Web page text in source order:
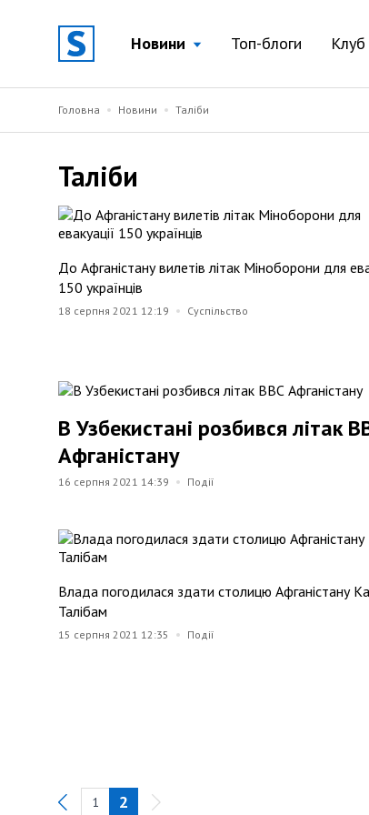
Новини Топ-блоги Клуб
Головна Новини Таліби
Таліби
До Афганістану вилетів літак Міноборони для
150 українців
18 серпня 2021 12:19 Суспільство
В Узбекистані розбився літак
Афганістану
16 серпня 2021 14:39 Події
Влада погодилася здати столицю Афганістану
Талібам
15 серпня 2021 12:35 Події
Previous
1 2